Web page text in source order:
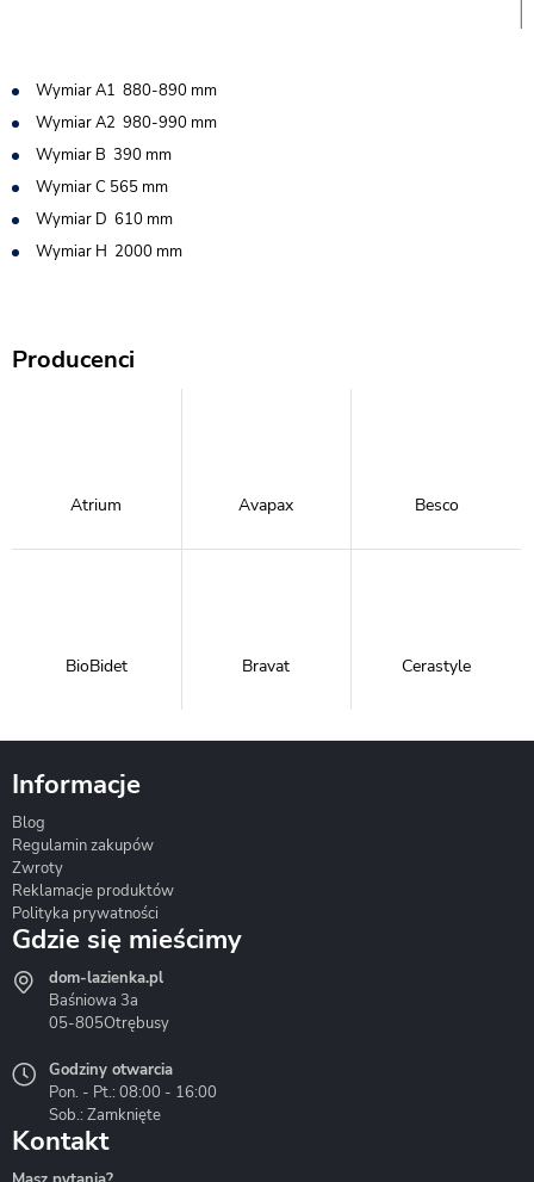
Wymiar A1 880-890 mm
Wymiar A2 980-990 mm
Wymiar B 390 mm
Wymiar C 565 mm
Wymiar D 610 mm
Wymiar H 2000 mm
Producenci
Atrium Avapax Besco
BioBidet Bravat Cerastyle
Hydrostop
Liveno
Informacje
Blog
Regulamin zakupów
Zwroty
Reklamacje produktów
Polityka prywatności
Gdzie się mieścimy
dom-lazienka.pl
Baśniowa 3a
05-805Otrębusy
Godziny otwarcia
Pon. - Pt.: 08:00 - 16:00
Sob.: Zamknięte
Kontakt